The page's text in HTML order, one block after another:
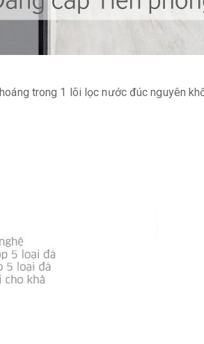
trong 1 lõi lọc nước đúc nguyên